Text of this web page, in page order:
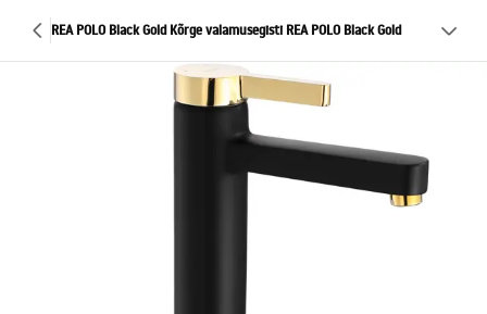
REA POLO Black Gold Kõrge valamusegisti REA POLO Black Gold